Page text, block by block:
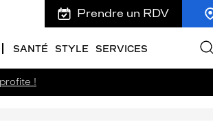
Prendre un RDV
SANTÉ STYLE SERVICES
!